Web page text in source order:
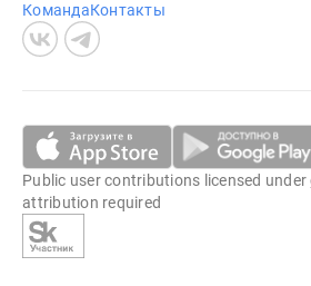
КомандаКонтакты
Public user contributions licensed under
attribution required